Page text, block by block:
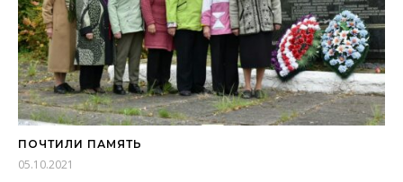
ПОЧТИЛИ ПАМЯТЬ
05.10.2021